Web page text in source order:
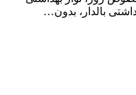
بالدار، بدون…